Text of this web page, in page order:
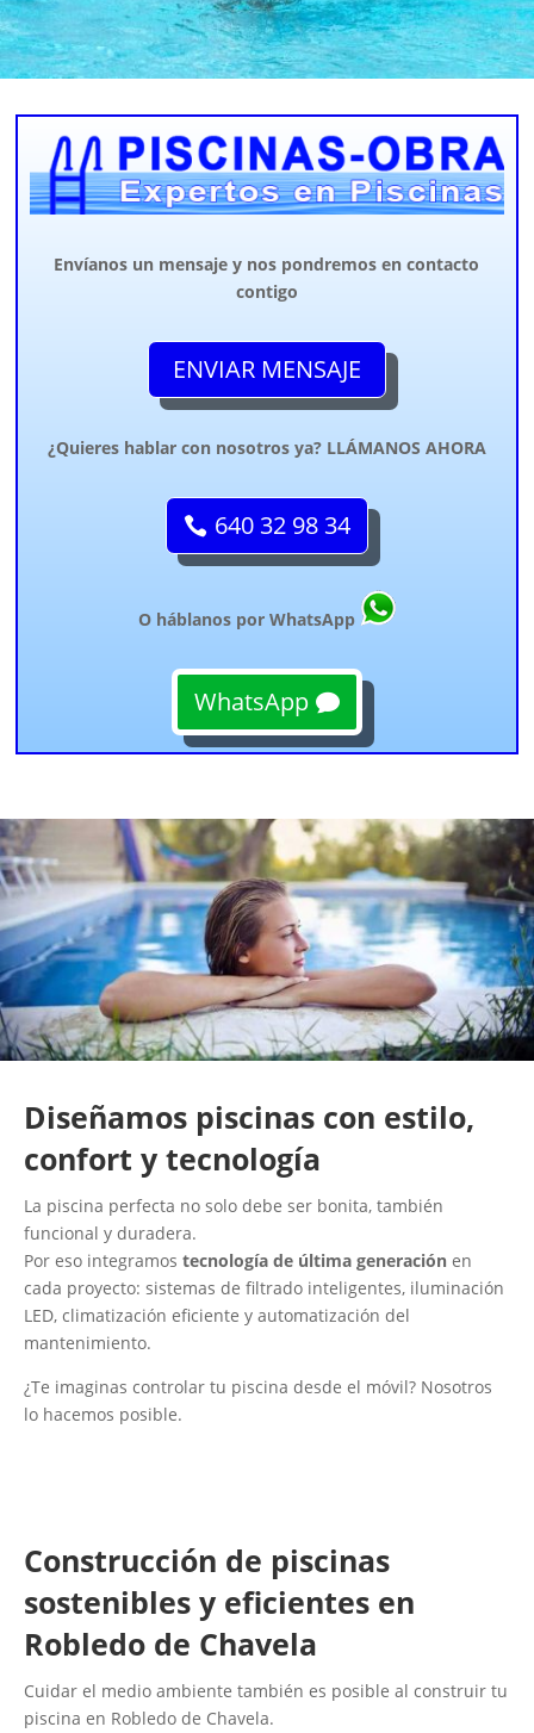
Envíanos un mensaje y nos pondremos en contacto
contigo
ENVIAR MENSAJE
¿Quieres hablar con nosotros ya? LLÁMANOS AHORA
640 32 98 34
O háblanos por WhatsApp
WhatsApp
Diseñamos piscinas con estilo,
confort y tecnología
La piscina perfecta no solo debe ser bonita, también
funcional y duradera.
Por eso integramos tecnología de última generación en
cada proyecto: sistemas de filtrado inteligentes, iluminación
LED, climatización eficiente y automatización del
mantenimiento.
¿Te imaginas controlar tu piscina desde el móvil? Nosotros
lo hacemos posible.
Construcción de piscinas
sostenibles y eficientes en
Robledo de Chavela
Cuidar el medio ambiente también es posible al construir tu
piscina en Robledo de Chavela.